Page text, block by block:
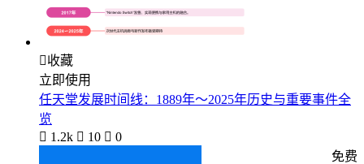
收藏
立即使用
任天堂发展时间线：1889年～2025年历史与重要事件全
览
 1.2k  10  0
免费